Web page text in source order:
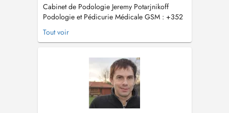
Cabinet de Podologie Jeremy Potarjnikoff
Podologie et Pédicurie Médicale GSM : +352
691 301 600 Merci de prévenir 24h avant en
cas d'annulation, tout rdv non annulé sera
Pour toute prise de rendez-vous, seul les
semelles orthopédiques et examen podologi...
Tout voir